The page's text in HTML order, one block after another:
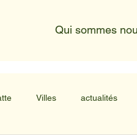
Qui sommes
Villes actualités